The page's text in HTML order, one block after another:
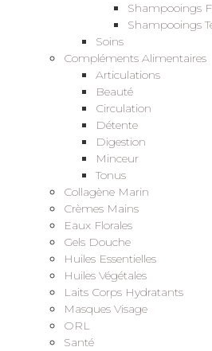
Shampooings
Shampooings
Soins
Compléments Alimentaires
Articulations
Beauté
Circulation
Détente
Digestion
Minceur
Tonus
Collagène Marin
Crèmes Mains
Eaux Florales
Gels Douche
Huiles Essentielles
Huiles Végétales
Laits Corps Hydratants
Masques Visage
ORL
Santé